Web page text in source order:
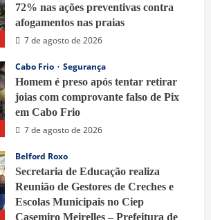
72% nas ações preventivas contra
afogamentos nas praias
7 de agosto de 2026
Cabo Frio
Segurança
Homem é preso após tentar retirar
joias com comprovante falso de Pix
em Cabo Frio
7 de agosto de 2026
Belford Roxo
Secretaria de Educação realiza
Reunião de Gestores de Creches e
Escolas Municipais no Ciep
Casemiro Meirelles – Prefeitura de